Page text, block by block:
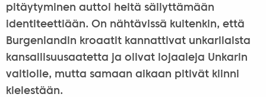
pitäytyminen auttoi heitä säilyttämään
identiteettiään. On nähtävissä kuitenkin, että
Burgenlandin kroaatit kannattivat unkarilaista
kansallisuusaatetta ja olivat lojaaleja Unkarin
valtiolle, mutta samaan aikaan pitivät kiinni
kielestään.